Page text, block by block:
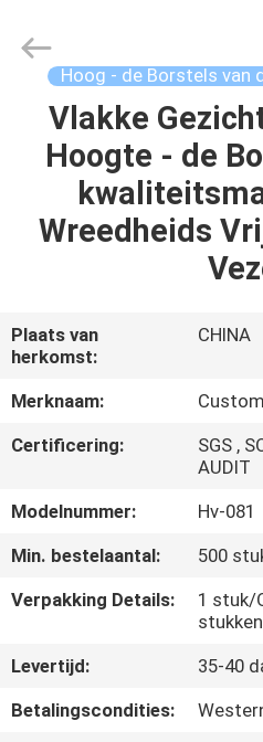
HUIS
PRODUCTEN
FABRIEKSREIS
SITEMAP
POLICY
Chanmy
Cosmetics
Hoog - de Borstels van
Vlakke
Hoogte - de
Wreedheids
Plaats van
herkomst:
CHINA
Merknaam:
Certificering:
SGS ,
AUDIT
Modelnummer:
Hv-081
Min. bestelaantal:
500
Verpakking Details:
1 stuk/
Levertijd:
35-40
Betalingscondities: